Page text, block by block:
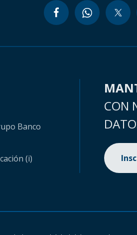
Banco
(i)
CON